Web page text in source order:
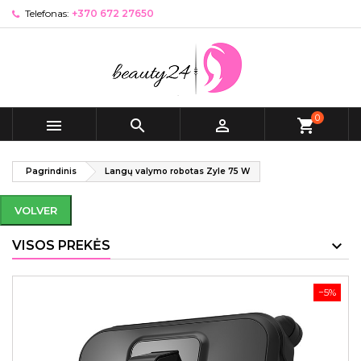
Telefonas: +370 672 27650
   shopping_cart0
Pagrindinis Langų valymo robotas Zyle 75 W
VOLVER
VISOS PREKĖS
−5%